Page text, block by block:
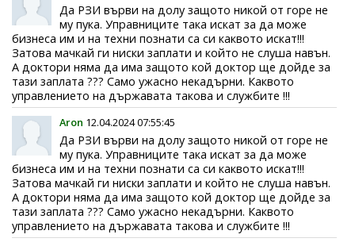
Да РЗИ върви на долу защото никой от горе не
му пука. Управниците така искат за да може
бизнеса им и на техни познати са си каквото искат!!!
Затова мачкай ги ниски заплати и който не слуша навън.
А доктори няма да има защото кой доктор ще дойде за
тази заплата ??? Само ужасно некадърни. Каквото
управлението на държавата такова и службите !!!
Aron 12.04.2024 07:55:45
Да РЗИ върви на долу защото никой от горе не
му пука. Управниците така искат за да може
бизнеса им и на техни познати са си каквото искат!!!
Затова мачкай ги ниски заплати и който не слуша навън.
А доктори няма да има защото кой доктор ще дойде за
тази заплата ??? Само ужасно некадърни. Каквото
управлението на държавата такова и службите !!!